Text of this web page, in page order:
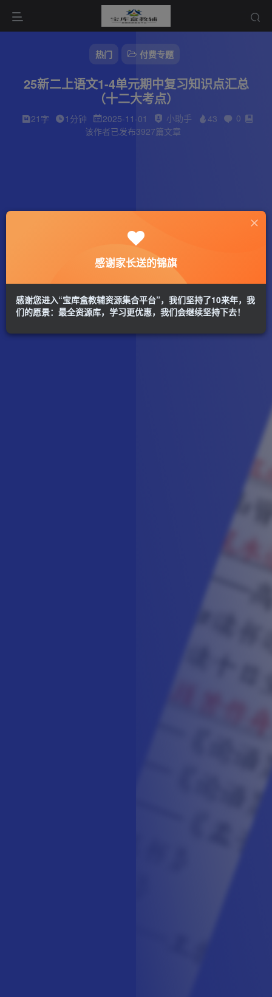
热门 付费专题
25新二上语文1-4单元期中复习知识点汇总
（十二大考点）
21字 1分钟 2025-11-01 小助手 43
0
该作者已发布3927篇文章
感谢家长送的锦旗
感谢您进入“宝库盒教辅资源集合平台”，我们坚持了10来年，我
们的愿景：最全资源库，学习更优惠，我们会继续坚持下去！